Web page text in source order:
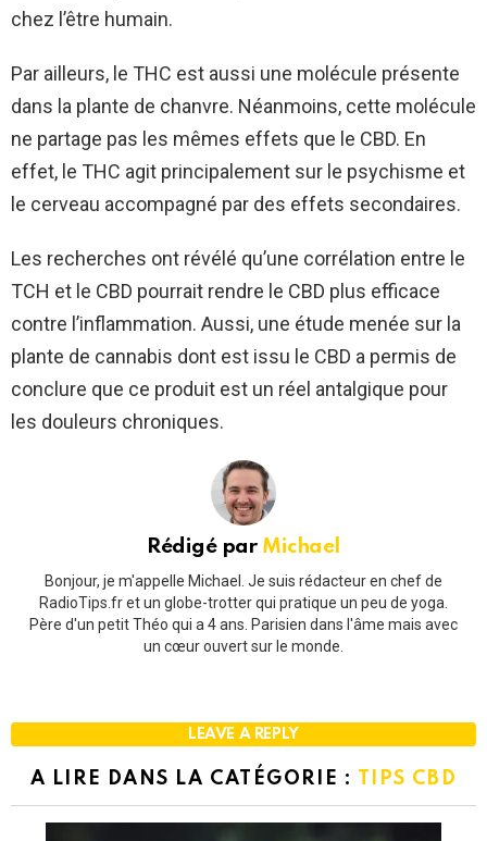
chez l’être humain.
Par ailleurs, le THC est aussi une molécule présente
dans la plante de chanvre. Néanmoins, cette molécule
ne partage pas les mêmes effets que le CBD. En
effet, le THC agit principalement sur le psychisme et
le cerveau accompagné par des effets secondaires.
Les recherches ont révélé qu’une corrélation entre le
TCH et le CBD pourrait rendre le CBD plus efficace
contre l’inflammation. Aussi, une étude menée sur la
plante de cannabis dont est issu le CBD a permis de
conclure que ce produit est un réel antalgique pour
les douleurs chroniques.
Rédigé par Michael
Bonjour, je m'appelle Michael. Je suis rédacteur en chef de
RadioTips.fr et un globe-trotter qui pratique un peu de yoga.
Père d'un petit Théo qui a 4 ans. Parisien dans l'âme mais avec
un cœur ouvert sur le monde.
LEAVE A REPLY
A LIRE DANS LA CATÉGORIE : TIPS CBD